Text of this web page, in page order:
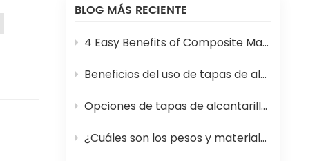
BLOG MÁS RECIENTE
4 Easy Benefits of Composite Manhole Covers and Frames
Beneficios del uso de tapas de alcantarilla SMC en proyectos de construcción modernos
Opciones de tapas de alcantarilla de PRFV (plástico reforzado con fibra de vidrio) para calles más seguras
¿Cuáles son los pesos y materiales estándar para las tapas de alcantarilla en 2026?